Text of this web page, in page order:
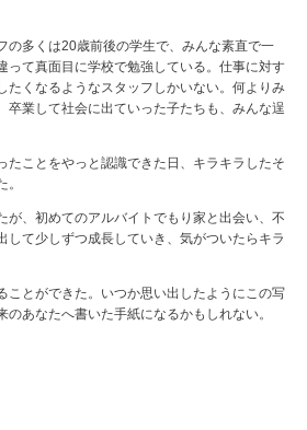
の多くは20歳前後の学生で、みんな素直で一
って真面目に学校で勉強している。仕事に対す
たくなるようなスタッフしかいない。何よりみ
卒業して社会に出ていった子たちも、みんな逞
たことをやっと認識できた日、キラキラしたそ
が、初めてのアルバイトでもり家と出会い、不
して少しずつ成長していき、気がついたらキラ
ことができた。いつか思い出したようにこの写
あなたへ書いた手紙になるかもしれない。